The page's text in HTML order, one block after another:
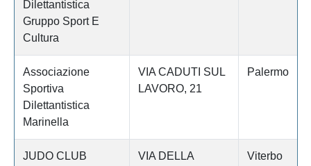
Dilettantistica
Gruppo Sport E
Cultura
Associazione
Sportiva
Dilettantistica
Marinella
VIA CADUTI SUL
LAVORO, 21
Palermo
JUDO CLUB
VIA DELLA
Viterbo